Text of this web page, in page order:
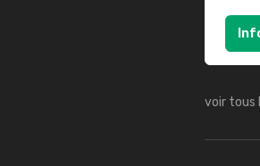
voir tous